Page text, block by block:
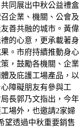
同展出中秋公益禮盒
企業、機關、公會及
善共融的城市。黃偉
的心意，更承載著身
。市府持續推動身心
，鼓勵各機關、企業
及庇護工場產品，以
障礙朋友有參與工
長郭乃文指出，今年
場外，也邀請2家婦
望透過中秋重要銷售